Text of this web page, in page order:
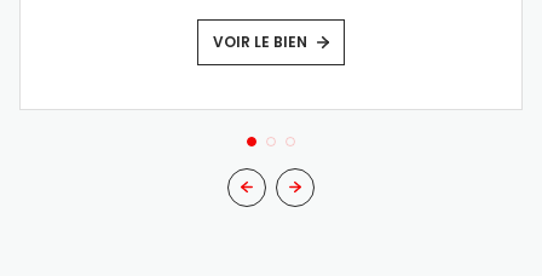
VOIR LE BIEN